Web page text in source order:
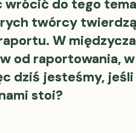
do tego
twórcy
W
od raportowania, w
dziś jesteśmy,
stoi?